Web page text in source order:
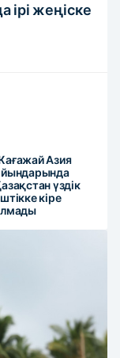
ірі жеңіске
Азия
үздік
кіре